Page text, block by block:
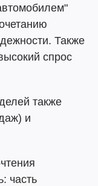
Также
спрос
также
и
часть